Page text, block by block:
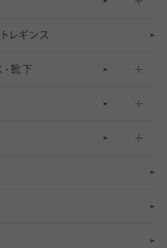
ス（くるぶし上）
ぎ下）
ックス
ツ
防寒・厚手タイツ）
）
グ
グ
ト レ ギンス
・靴下
ス・靴下
靴下
・靴下
ックス